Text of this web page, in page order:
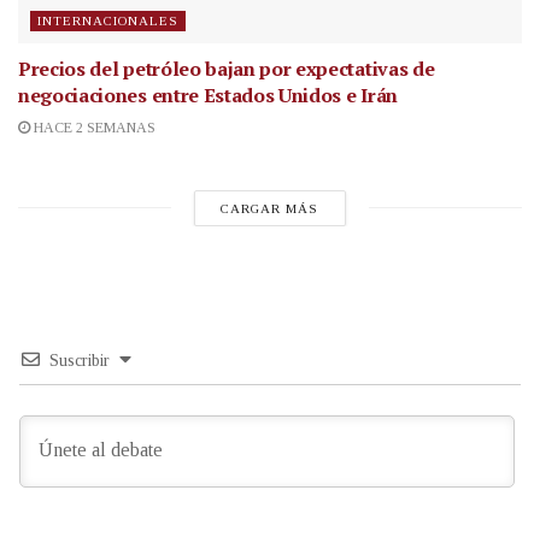
INTERNACIONALES
Precios del petróleo bajan por expectativas de
negociaciones entre Estados Unidos e Irán
HACE 2 SEMANAS
CARGAR MÁS
Suscribir